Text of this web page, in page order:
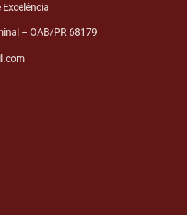
– OAB/PR 68179